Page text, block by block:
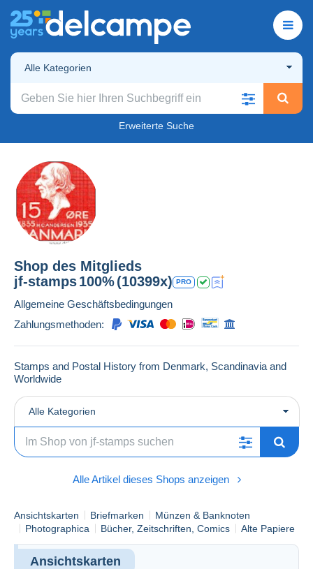
Alle Kategorien
Erweiterte Suche
Shop des Mitglieds
jf-stamps100%(10399x) PRO
Allgemeine Geschäftsbedingungen
Zahlungsmethoden:
Stamps and Postal History from Denmark, Scandinavia and
Worldwide
Alle Kategorien
Alle Artikel dieses Shops anzeigen
Ansichtskarten Briefmarken
Münzen & Banknoten
Photographica
Bücher, Zeitschriften, Comics Alte Papiere
Ansichtskarten